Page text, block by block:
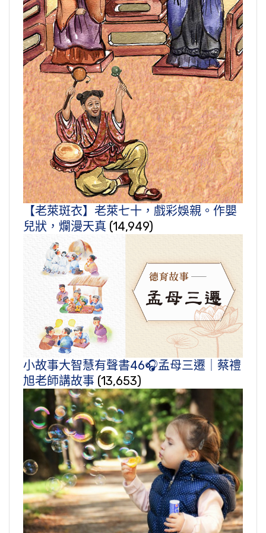
【老萊斑衣】老萊七十，戲彩娛親。作嬰
兒狀，爛漫天真 (14,949)
小故事大智慧有聲書46🎧孟母三遷｜蔡禮
旭老師講故事 (13,653)